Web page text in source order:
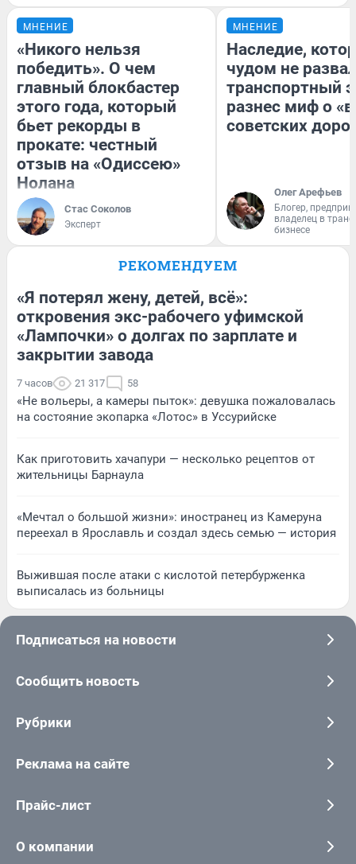
МНЕНИЕ
«Никого нельзя
победить». О чем
главный блокбастер
этого года, который
бьет рекорды в
прокате: честный
отзыв на «Одиссею»
Нолана
Стас Соколов
Эксперт
МНЕНИЕ
Наследие,
чудом не
транспортный
разнес миф о
советских
Олег Арефьев
Блогер,
владелец в
бизнесе
РЕКОМЕНДУЕМ
«Я потерял жену, детей, всё»:
откровения экс-рабочего уфимской
«Лампочки» о долгах по зарплате и
закрытии завода
7 часов 21 317 58
«Не вольеры, а камеры пыток»: девушка пожаловалась
на состояние экопарка «Лотос» в Уссурийске
Как приготовить хачапури — несколько рецептов от
жительницы Барнаула
«Мечтал о большой жизни»: иностранец из Камеруна
переехал в Ярославль и создал здесь семью — история
Выжившая после атаки с кислотой петербурженка
выписалась из больницы
Подписаться на новости
Сообщить новость
Рубрики
Реклама на сайте
Прайс-лист
О компании